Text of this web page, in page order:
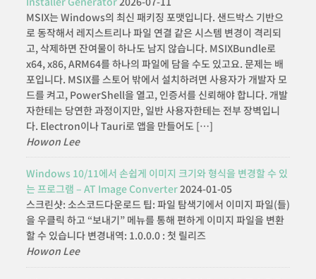
MSIX는 Windows의 최신 패키징 포맷입니다. 샌드박스 기반으
로 동작해서 레지스트리나 파일 연결 같은 시스템 변경이 격리되
고, 삭제하면 잔여물이 하나도 남지 않습니다. MSIXBundle로
x64, x86, ARM64를 하나의 파일에 담을 수도 있고요. 문제는 배
포입니다. MSIX를 스토어 밖에서 설치하려면 사용자가 개발자 모
드를 켜고, PowerShell을 열고, 인증서를 신뢰해야 합니다. 개발
자한테는 당연한 과정이지만, 일반 사용자한테는 전부 장벽입니
다. Electron이나 Tauri로 앱을 만들어도 […]
Howon Lee
Windows 10/11에서 손쉽게 이미지 크기와 형식을 변경할 수 있
는 프로그램 – AT Image Converter2024-01-05
스크린샷: 소스코드다운로드 팁: 파일 탐색기에서 이미지 파일(들)
을 우클릭 하고 “보내기” 메뉴를 통해 편하게 이미지 파일을 변환
할 수 있습니다 변경내역: 1.0.0.0 : 첫 릴리즈
Howon Lee